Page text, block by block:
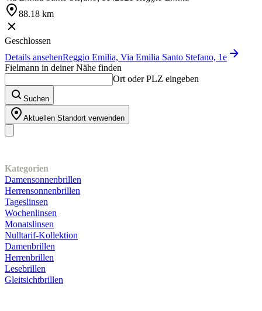
88.18 km
Geschlossen
Details ansehenReggio Emilia, Via Emilia Santo Stefano, 1e
Fielmann in deiner Nähe finden
Ort oder PLZ eingeben
Suchen
Aktuellen Standort verwenden
Kategorien
Damensonnenbrillen
Herrensonnenbrillen
Tageslinsen
Wochenlinsen
Monatslinsen
Nulltarif-Kollektion
Damenbrillen
Herrenbrillen
Lesebrillen
Gleitsichtbrillen